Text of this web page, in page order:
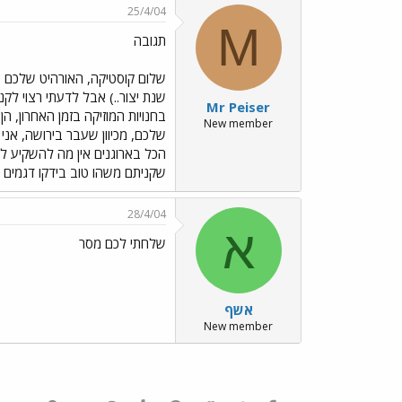
M
Mr Peiser
New member
25/4/04
תגובה
בחנויות המוזיקה בזמן
שלכם, מכיוון שעבר בירושה,
שקניתם משהו טוב בידקו
א
אשף
New member
28/4/04
שלחתי לכם מסר